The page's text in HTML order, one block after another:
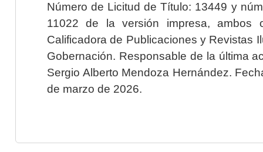
Número de Licitud de Título: 13449 y
11022 de la versión impresa, ambos
Calificadora de Publicaciones y Revistas
Gobernación. Responsable de la última
Sergio Alberto Mendoza Hernández.
de marzo de 2026.